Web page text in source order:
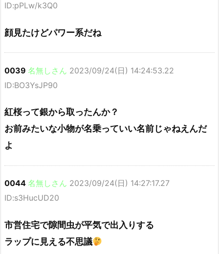
ID:pPLw/k3Q0
顔見たけどパワー系だね
0039 名無しさん 2023/09/24(日) 14:24:53.22
ID:BO3YsJP90
紅桜って銀から取ったんか？
お前みたいな小物が名乗っていい名前じゃねえんだ
よ
0044 名無しさん 2023/09/24(日) 14:27:17.27
ID:s3HucUD20
市営住宅で隙間虫が平気で出入りする
ラップに見える不思議